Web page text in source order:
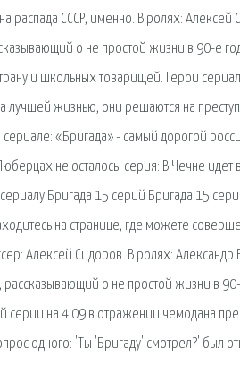
распада СССР, именно. В ролях:
о не простой жизни в 90-е
и школьных товарищей. Герои
лучшей жизнью, они решаются на
сериале: «Бригада» - самый дорогой
не осталось. серия: В Чечне
Бригада 15 серий Бригада 15
на странице, где можете
Алексей Сидоров. В ролях:
рассказывающий о не простой жизни в
й серии на 4:09 в отражении чемодана
одного: 'Ты 'Бригаду' смотрел?' был